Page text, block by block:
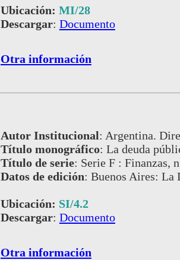
Ubicación: MI/28
Descargar: Documento
Otra información
Autor Institucional: Argentina.
Título monográfico: La deuda
Título de serie: Serie F : Finanzas,
Datos de edición: Buenos Aires: La
Ubicación: SI/4.2
Descargar: Documento
Otra información